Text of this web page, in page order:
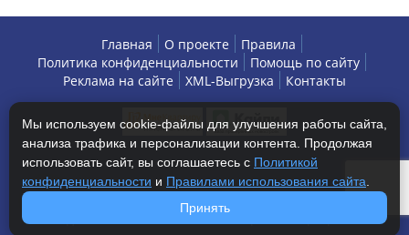
Главная О проекте
Правила
Политика конфиденциальности
Помощь по сайту
Реклама на сайте
XML-Выгрузка Контакты
Copyright © 2013-2026 БизнесАренда - коммерческая
недвижимость, г. Москва. Все права защищены.
Мы используем cookie-файлы для улучшения работы сайта,
анализа трафика и персонализации контента. Продолжая
использовать сайт, вы соглашаетесь с Политикой
конфиденциальности и Правилами использования сайта
Принять